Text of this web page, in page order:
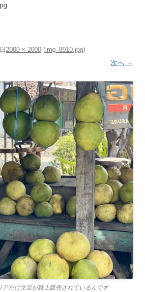
2000 × 2000 (img_8910.jpg)
次へ →
アだけ文旦が路上販売されているんです